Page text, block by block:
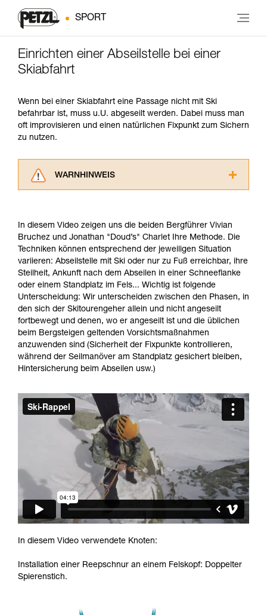
SPORT
Einrichten einer Abseilstelle bei einer
Skiabfahrt
Wenn bei einer Skiabfahrt eine Passage nicht mit Ski
befahrbar ist, muss u.U. abgeseilt werden. Dabei muss man
oft improvisieren und einen natürlichen Fixpunkt zum Sichern
zu nutzen.
WARNHINWEIS
aufmerksam durch, bevor Sie diesen zu Rate
ziehen. Um diese Zusatzinformationen
verstehen zu können, müssen Sie zuerst die in
der Gebrauchsanweisung enthaltenen
Informationen richtig verstanden haben.
Die Beherrschung dieser Techniken setzt eine
entsprechende Ausbildung und ein spezielles
Training voraus. Prüfen Sie zusammen mit
einem Profi, ob Sie in der Lage sind, den
Vorgang alleine sicher zu wiederholen, bevor
Sie ihn eigenständig durchführen.
Wir geben Beispiele für die mit Ihrer Aktivität
verbundenen Techniken. Möglicherweise gibt es
In diesem Video zeigen uns die beiden Bergführer Vivian
Bruchez und Jonathan "Doud’s" Charlet Ihre Methode. Die
Techniken können entsprechend der jeweiligen Situation
variieren: Abseilstelle mit Ski oder nur zu Fuß erreichbar, ihre
Steilheit, Ankunft nach dem Abseilen in einer Schneeflanke
oder einem Standplatz im Fels... Wichtig ist folgende
Unterscheidung: Wir unterscheiden zwischen den Phasen, in
den sich der Skitourengeher allein und nicht angeseilt
fortbewegt und denen, wo er angeseilt ist und die üblichen
beim Bergsteigen geltenden Vorsichtsmaßnahmen
anzuwenden sind (Sicherheit der Fixpunkte kontrollieren,
während der Seilmanöver am Standplatz gesichert bleiben,
Hintersicherung beim Abseilen usw.)
In diesem Video verwendete Knoten:
Installation einer Reepschnur an einem Felskopf: Doppelter
Spierenstich.